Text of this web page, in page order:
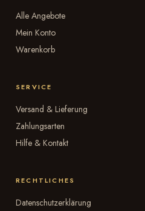
Alle Angebote
Mein Konto
Warenkorb
SERVICE
Versand & Lieferung
Zahlungsarten
Hilfe & Kontakt
RECHTLICHES
Datenschutzerklärung